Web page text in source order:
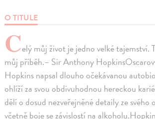
O TITULE
Celý můj život je jedno velké tajemství.
můj příběh.– Sir Anthony
Hopkins napsal dlouho očekávanou
ohlíží za svou obdivuhodnou hereckou
dělí o dosud nezveřejněné detaily ze svého
včetně boje se závislostí na